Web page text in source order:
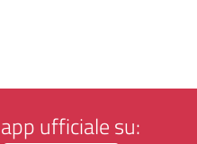
ufficiale su: